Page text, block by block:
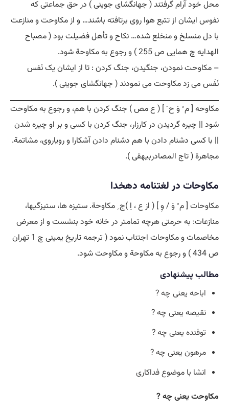
محل خود آرام گرفتند ( جهانگشای جوینی ) در حق جماعتی که
نفوس ایشان از تتبع هوا روی برتافته باشند… و از مکاوحت و منازعت
با دل منسلخ و منخلع شده… نکاح و تأهل فضیلت بود ( مصباح
الهدایه چ همایی ص 255 ) و رجوع به مکاوحة شود.
– مکاوحت نمودن، جنگیدن، جنگ کردن : تا از ایشان یک نَفس
نَفَس می زد مکاوحت می نمودند ( جهانگشای جوینی ).
مکاوحه [ م ُ وَ ح َ ] ( ع مص ) جنگ کردن با هم، و رجوع به مکاوحت
شود || چیره گردیدن در کارزار، جنگ کردن با کسی و بر او چیره شدن
|| با کسی دشنام دادن با هم دشنام دادن آشکارا و رویاروی، مشاتمة.
مجاهرة ( تاج المصادربیهقی ).
مکاوحات در لغتنامه دهخدا
مکاوحات [ م ُ وَ / وِ ] ( از ع ، اِ )ج ِ مکاوحة. ستیزه ها، ستیزگیها،
منازعات: به حرمتی هرچه تمامتر در خانه خود بنشست و از معرض
مخاصمات و مکاوحات اجتناب نمود ( ترجمه تاریخ یمینی چ 1 تهران
ص 434 ) و رجوع به مکاوحة و مکاوحت شود.
مطالب پیشنهادی
اباحه یعنی چه ?
نقیصه یعنی چه ?
توفنده یعنی چه ?
مرهون یعنی چه ?
انشا با موضوع فداکاری
مکاوحت یعنی چه ?